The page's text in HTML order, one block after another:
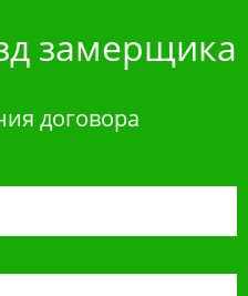
замерщика
договора